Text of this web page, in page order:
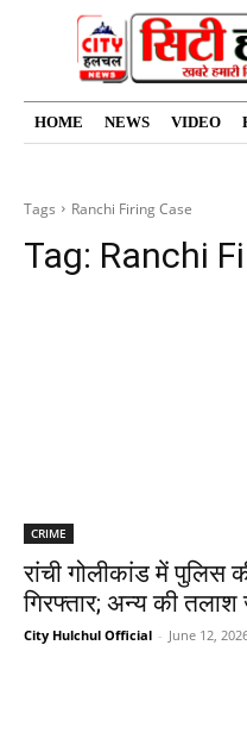
HOME NEWS VIDEO
Tags Ranchi Firing Case
Tag: Ranchi
CRIME
रांची गोलीकांड में पुलिस
गिरफ्तार; अन्य की तलाश
City Hulchul Official - June 12,